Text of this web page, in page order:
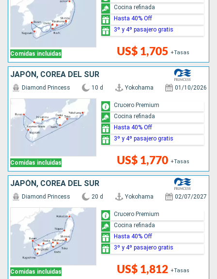
Comidas incluidas US$ 1,705 +Tasas
Cocina refinada
Hasta 40% Off
3º y 4º pasajero gratis
JAPÓN, COREA DEL SUR
Comidas incluidas
Diamond Princess 10 d Yokohama 01/10/2026
US$ 1,770 +Tasas
Crucero Premium
Cocina refinada
Hasta 40% Off
3º y 4º pasajero gratis
JAPÓN, COREA DEL SUR
Comidas incluidas
Diamond Princess 20 d Yokohama 02/07/2027
US$ 1,812 +Tasas
Crucero Premium
Cocina refinada
Hasta 40% Off
3º y 4º pasajero gratis